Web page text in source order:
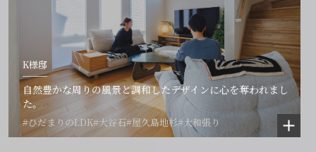
K様邸
自然豊かな周りの風景と調和したデザインに心を奪われまし
た。
#ひだまりのLDK#大谷石#屋久島地杉#大和張り